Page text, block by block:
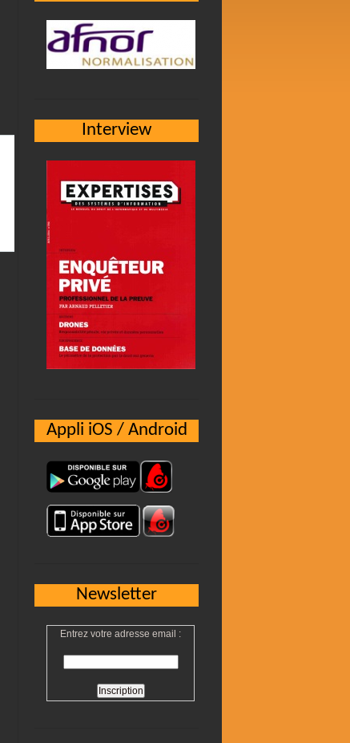
Interview
Appli iOS / Android
Newsletter
Entrez votre adresse email :